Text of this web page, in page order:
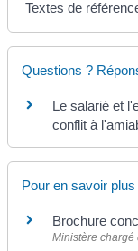
Textes de
Questions ?
Le salarié et
conflit à
Pour en savoir plus
Brochure
Ministère chargé